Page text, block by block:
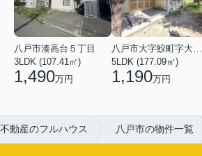
八戸市湊高台５丁目
3LDK (107.41㎡)
1,490万円
八戸市大字鮫町字大草離
5LDK (177.09㎡)
1,190万円
動産のフルハウス 八戸市の物件一覧